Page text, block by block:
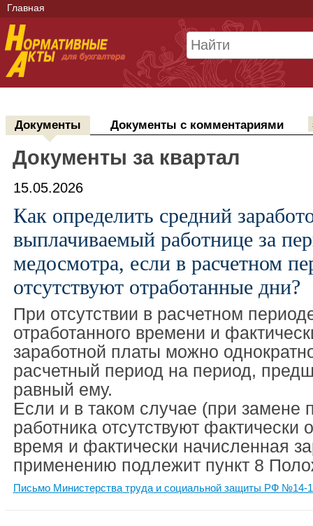
Главная
Документы Документы с комментариями
Документы за квартал
15.05.2026
Как определить средний
выплачиваемый работнице за
медосмотра, если в расчетном
отсутствуют отработанные дни?
При отсутствии в расчетном
отработанного времени и
заработной платы можно
расчетный период на период,
равный ему.
Если и в таком случае (при замене
работника отсутствуют фактически
время и фактически начисленная
применению подлежит пункт 8
Письмо Министерства труда и социальной защиты РФ №14-